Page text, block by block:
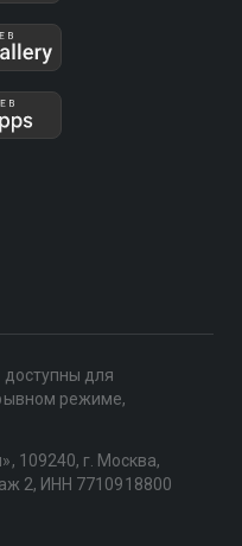
для
режиме,
109240, г. Москва,
2, ИНН 7710918800